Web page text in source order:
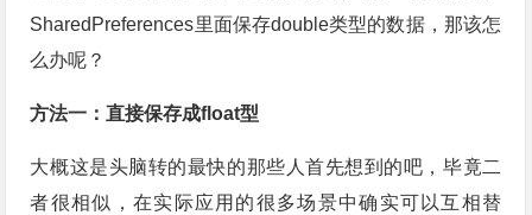
SharedPreferences里面保存double类型的数据，那该怎
么办呢？
方法一：直接保存成float型
大概这是头脑转的最快的那些人首先想到的吧，毕竟二
者很相似，在实际应用的很多场景中确实可以互相替